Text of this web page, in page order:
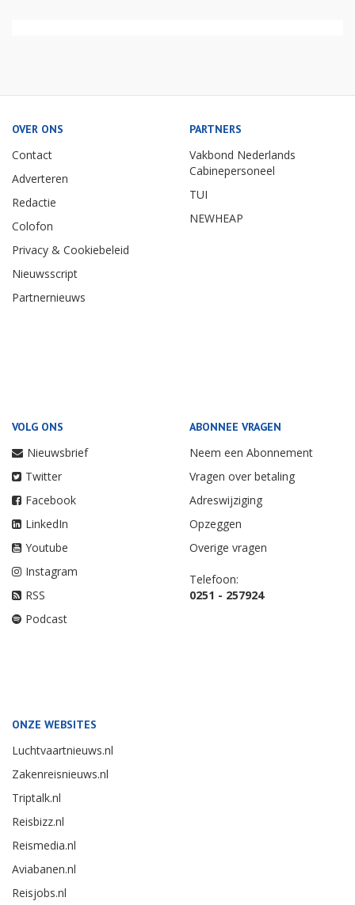
OVER ONS
Contact
Adverteren
Redactie
Colofon
Privacy & Cookiebeleid
Nieuwsscript
Partnernieuws
PARTNERS
Vakbond Nederlands
Cabinepersoneel
TUI
NEWHEAP
VOLG ONS
Nieuwsbrief
Twitter
Facebook
LinkedIn
Youtube
Instagram
RSS
Podcast
ABONNEE VRAGEN
Neem een Abonnement
Vragen over betaling
Adreswijziging
Opzeggen
Overige vragen
Telefoon:
0251 - 257924
ONZE WEBSITES
Luchtvaartnieuws.nl
Zakenreisnieuws.nl
Triptalk.nl
Reisbizz.nl
Reismedia.nl
Aviabanen.nl
Reisjobs.nl